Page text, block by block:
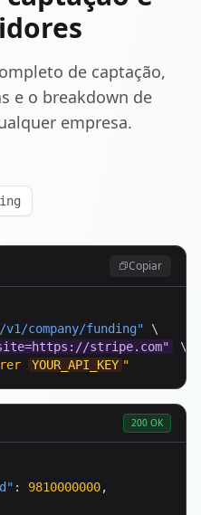
de captação,
e o breakdown de
empresa.
Copiar
company/funding" \
stripe.com"
\
YOUR_API_KEY "
200 OK
: 9810000000,